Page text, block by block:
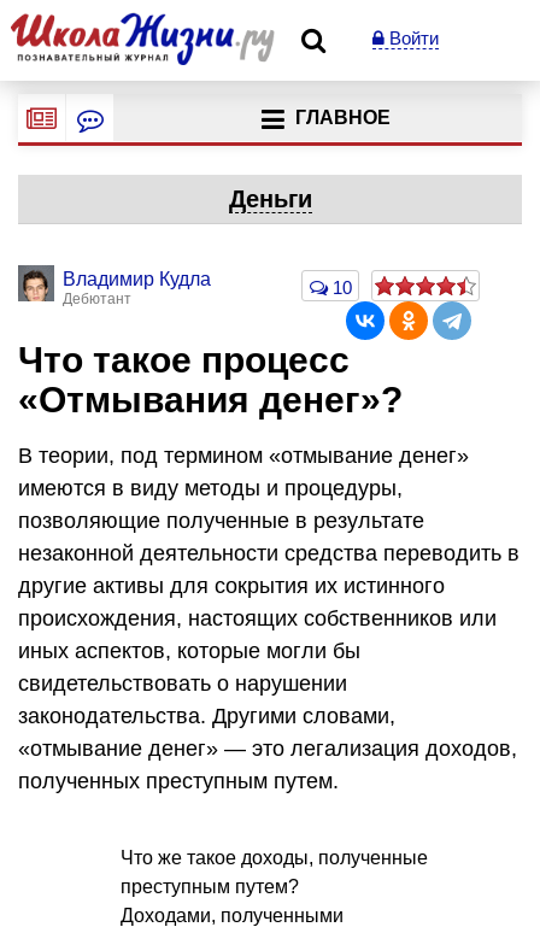
Войти
ГЛАВНОЕ
Деньги
Владимир Кудла
Дебютант
10
Что такое процесс
«Отмывания денег»?
В теории, под термином «отмывание денег»
имеются в виду методы и процедуры,
позволяющие полученные в результате
незаконной деятельности средства переводить в
другие активы для сокрытия их истинного
происхождения, настоящих собственников или
иных аспектов, которые могли бы
свидетельствовать о нарушении
законодательства. Другими словами,
«отмывание денег» — это легализация доходов,
полученных преступным путем.
Что же такое доходы, полученные
преступным путем?
Доходами, полученными